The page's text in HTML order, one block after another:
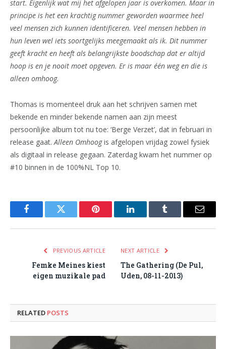
start. Eigenlijk wat mij het afgelopen jaar is overkomen. Maar in
principe is het een krachtig nummer geworden waarmee heel
veel mensen zich kunnen identificeren. Veel mensen hebben in
hun leven wel iets soortgelijks meegemaakt als ik. Dit nummer
geeft kracht en heeft als belangrijkste boodschap dat er altijd
hoop is en je nooit moet opgeven. Er is maar één weg en die is
alleen omhoog.
Thomas is momenteel druk aan het schrijven samen met
bekende en minder bekende namen aan zijn meest
persoonlijke album tot nu toe: ‘Berge Verzet’, dat in februari in
release gaat.Alleen Omhoogis afgelopen vrijdag zowel fysiek
als digitaal in release gegaan. Zaterdag kwam het nummer op
#10 binnen in de 100%NL Top 10.
FacebookTwitter Pinterest LinkedInTumblr Email
PREVIOUS ARTICLE
Femke Meines kiest
eigen muzikale pad
NEXT ARTICLE
The Gathering (De Pul,
Uden, 08-11-2013)
RELATED POSTS